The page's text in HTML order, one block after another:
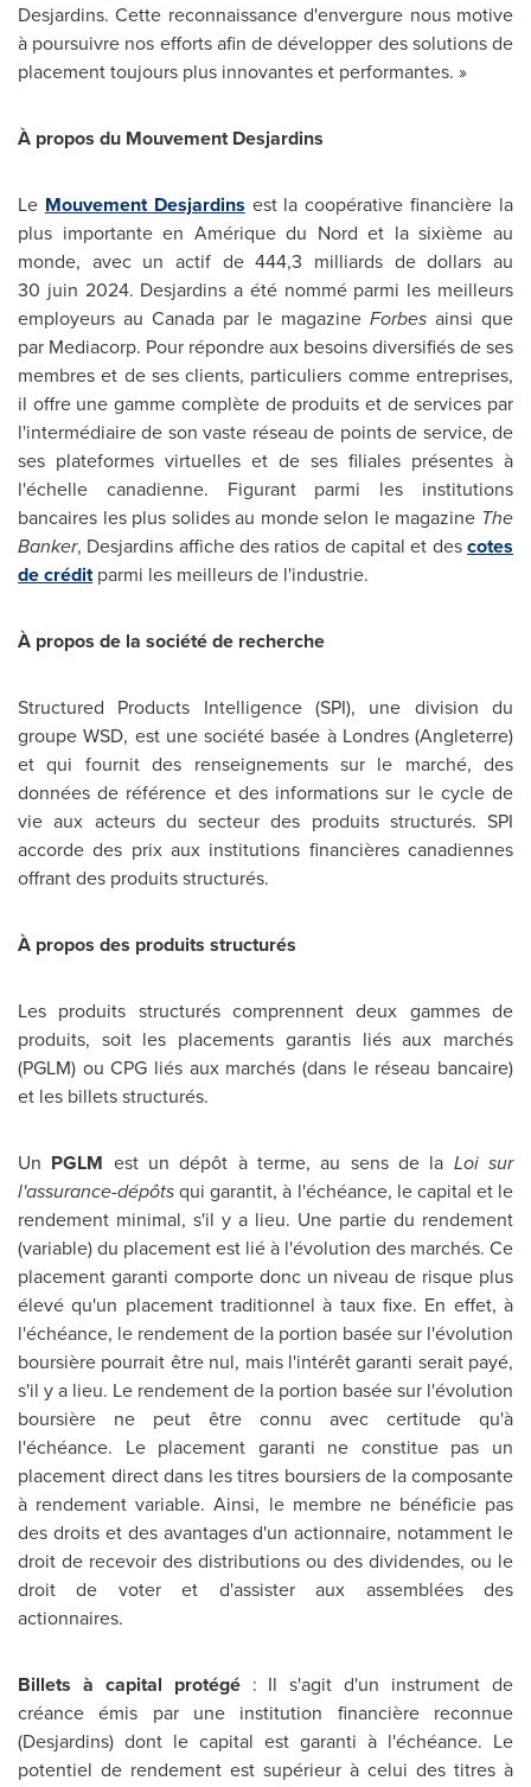
Desjardins. Cette reconnaissance d'envergure nous motive
à poursuivre nos efforts afin de développer des solutions de
placement toujours plus innovantes et performantes. »
À propos du Mouvement Desjardins
Le Mouvement Desjardins est la coopérative financière la
plus importante en Amérique du Nord et la sixième au
monde, avec un actif de 444,3 milliards de dollars au
30 juin 2024. Desjardins a été nommé parmi les meilleurs
employeurs au Canada par le magazine Forbes ainsi que
par Mediacorp. Pour répondre aux besoins diversifiés de ses
membres et de ses clients, particuliers comme entreprises,
il offre une gamme complète de produits et de services par
l'intermédiaire de son vaste réseau de points de service, de
ses plateformes virtuelles et de ses filiales présentes à
l'échelle canadienne. Figurant parmi les institutions
bancaires les plus solides au monde selon le magazine The
Banker, Desjardins affiche des ratios de capital et descotes
de créditparmi les meilleurs de l'industrie.
À propos de la société de recherche
Structured Products Intelligence (SPI), une division du
groupe WSD, est une société basée à Londres (Angleterre)
et qui fournit des renseignements sur le marché, des
données de référence et des informations sur le cycle de
vie aux acteurs du secteur des produits structurés. SPI
accorde des prix aux institutions financières canadiennes
offrant des produits structurés.
À propos des produits structurés
Les produits structurés comprennent deux gammes de
produits, soit les placements garantis liés aux marchés
(PGLM) ou CPG liés aux marchés (dans le réseau bancaire)
et les billets structurés.
Un PGLM est un dépôt à terme, au sens de la Loi sur
l'assurance-dépôtsqui garantit, à l'échéance, le capital et le
rendement minimal, s'il y a lieu. Une partie du rendement
(variable) du placement est lié à l'évolution des marchés. Ce
placement garanti comporte donc un niveau de risque plus
élevé qu'un placement traditionnel à taux fixe. En effet, à
l'échéance, le rendement de la portion basée sur l'évolution
boursière pourrait être nul, mais l'intérêt garanti serait payé,
s'il y a lieu. Le rendement de la portion basée sur l'évolution
boursière ne peut être connu avec certitude qu'à
l'échéance. Le placement garanti ne constitue pas un
placement direct dans les titres boursiers de la composante
à rendement variable. Ainsi, le membre ne bénéficie pas
des droits et des avantages d'un actionnaire, notamment le
droit de recevoir des distributions ou des dividendes, ou le
droit de voter et d'assister aux assemblées des
actionnaires.
Billets à capital protégé : Il s'agit d'un instrument de
créance émis par une institution financière reconnue
(Desjardins) dont le capital est garanti à l'échéance. Le
potentiel de rendement est supérieur à celui des titres à